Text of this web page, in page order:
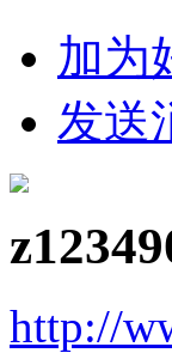
加为
发送
http://